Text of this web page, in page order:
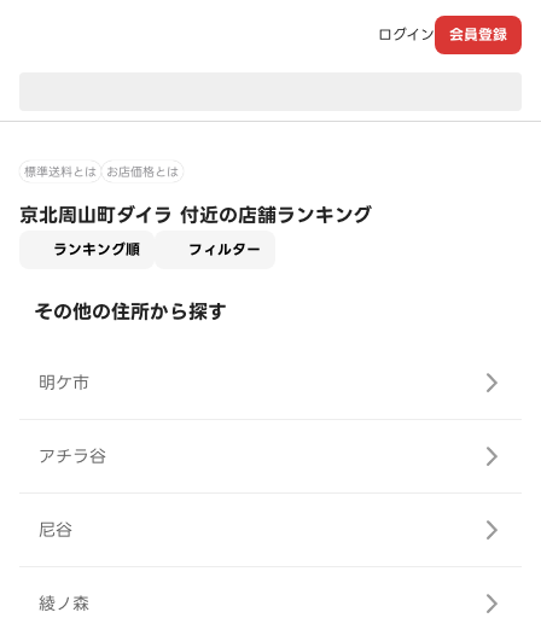
ログイン 会員登録
標準送料とは お店価格とは
京北周山町ダイラ 付近の店舗ランキング
ランキング順 フィルター
その他の住所から探す
明ケ市
アチラ谷
尼谷
綾ノ森